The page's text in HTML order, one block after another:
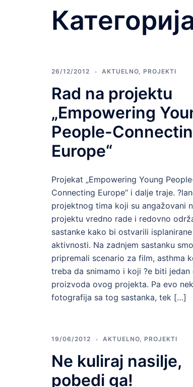
26/12/2012 AKTUELNO, PROJEKTI
Rad na projektu
„Empowering
People-
Europe“
Projekat „Empowering Young
Connecting Europe“ i dalje traje.
projektnog tima koji su angažovani
projektu vredno rade i redovno
sastanke kako bi ostvarili isplanirane
aktivnosti. Na zadnjem sastanku smo
pripremali scenario za film, asthma
treba da snimamo i koji ?e biti jedan
proizvoda ovog projekta. Pa evo
fotografija sa tog sastanka, tek […]
19/06/2012 AKTUELNO, PROJEKTI
Ne kuliraj nasilje,
pobedi ga!